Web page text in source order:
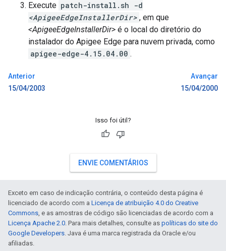
Execute patch-install.sh -d
<ApigeeEdgeInstallerDir> , em que
<ApigeeEdgeInstallerDir> é o local do diretório do
instalador do Apigee Edge para nuvem privada, como
apigee-edge-4.15.04.00 .
Anterior
15/04/2003
Avançar
15/04/2000
Isso foi útil?
ENVIE COMENTÁRIOS
Exceto em caso de indicação contrária, o conteúdo desta página é
licenciado de acordo com a Licença de atribuição 4.0 do Creative
Commons, e as amostras de código são licenciadas de acordo com a
Licença Apache 2.0. Para mais detalhes, consulte as políticas do site do
Google Developers. Java é uma marca registrada da Oracle e/ou
afiliadas.